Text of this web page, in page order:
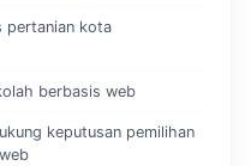
pertanian kota
berbasis web
keputusan pemilihan